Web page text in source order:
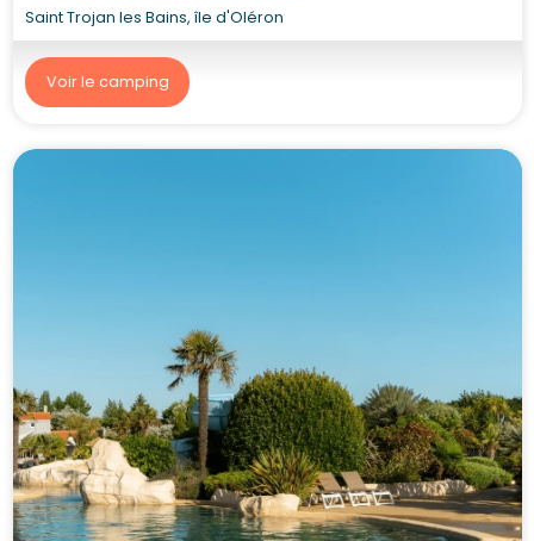
Saint Trojan les Bains, île d'Oléron
Voir le camping